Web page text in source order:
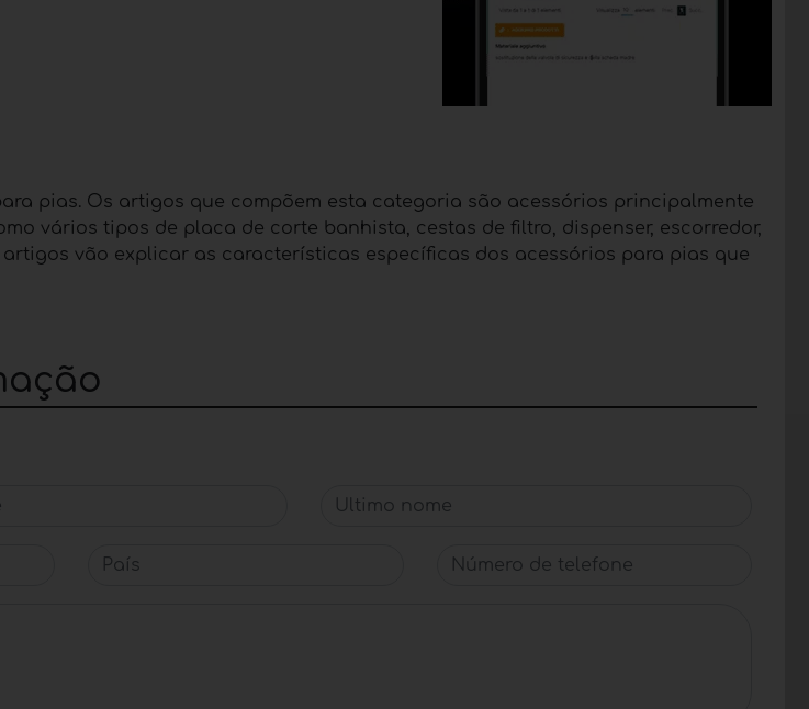
pias. Os artigos que compõem esta categoria são acessórios principalmente
vários tipos de placa de corte banhista, cestas de filtro, dispenser, escorredor,
vão explicar as características específicas dos acessórios para pias que
Último nome
País Número de telefone